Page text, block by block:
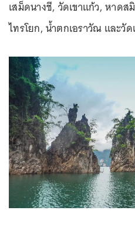
เสม็ดนางชี, วัดเขาแก้ว, หาด
ไทรโยก, น้ำตกเอราวัณ และวั